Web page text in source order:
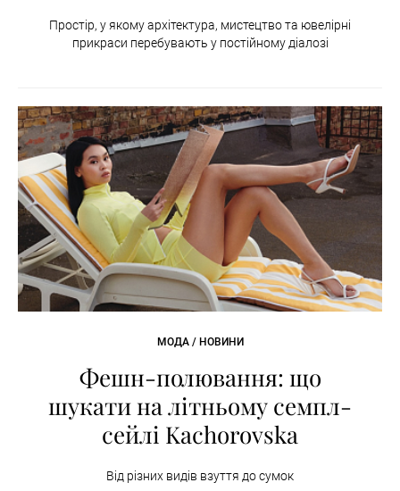
Простір, у якому архітектура, мистецтво та ювелірні
прикраси перебувають у постійному діалозі
МОДА / НОВИНИ
Фешн-полювання: що
шукати на літньому семпл-
сейлі Kachorovska
Від різних видів взуття до сумок